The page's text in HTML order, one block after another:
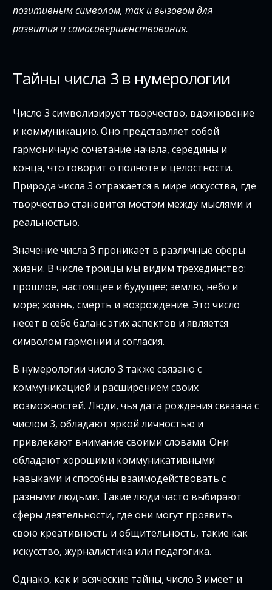
позитивным символом, так и вызовом для
развития и самосовершенствования.
Тайны числа 3 в нумерологии
Число 3 символизирует творчество, вдохновение
и коммуникацию. Оно представляет собой
гармоничную сочетание начала, середины и
конца, что говорит о полноте и целостности.
Природа числа 3 отражается в мире искусства, где
творчество становится мостом между мыслями и
реальностью.
Значение числа 3 проникает в различные сферы
жизни. В числе троицы мы видим трехединство:
прошлое, настоящее и будущее; землю, небо и
море; жизнь, смерть и возрождение. Это число
несет в себе баланс этих аспектов и является
символом гармонии и согласия.
В нумерологии число 3 также связано с
коммуникацией и расширением своих
возможностей. Люди, чья дата рождения связана с
числом 3, обладают яркой личностью и
привлекают внимание своими словами. Они
обладают хорошими коммуникативными
навыками и способны взаимодействовать с
разными людьми. Такие люди часто выбирают
сферы деятельности, где они могут проявить
свою креативность и общительность, такие как
искусство, журналистика или педагогика.
Однако, как и всяческие тайны, число 3 имеет и